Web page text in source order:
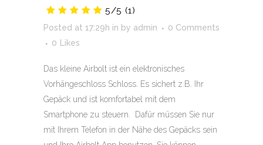
5/5 (1)
Posted at 17:29h in by admin
0 Comments
0
Likes
Das kleine Airbolt ist ein elektronisches
Vorhängeschloss Schloss. Es sichert z.B. Ihr
Gepäck und ist komfortabel mit dem
Smartphone zu steuern. Dafür müssen Sie nur
mit Ihrem Telefon in der Nähe des Gepäcks sein